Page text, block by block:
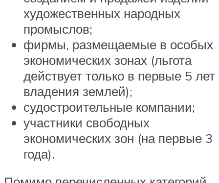
художественных народных
промыслов;
фирмы, размещаемые в особых
экономических зонах (льгота
действует только в первые 5 лет
владения землей);
судостроительные компании;
участники свободных
экономических зон (на первые 3
года).